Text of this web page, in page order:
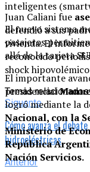
Juan Caliani fue
defendió a sus
vivienda. El
reconocido
shock
Temas relacionados:
Siguente
Cómo avanza el
hidroeléctricas
Anterior
inteligentes
El nuevo sistema
pasajeros
allá de la tarjeta
El importante
presidencial
logró mediante la
Nacional, con la
Ministerio de
República
Nación Servicios.